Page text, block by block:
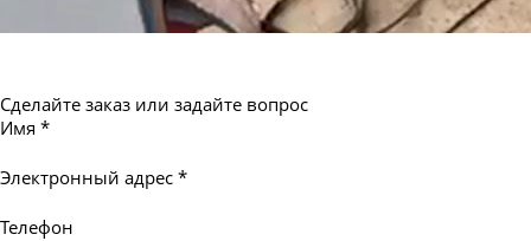
Сделайте заказ или задайте вопрос
Имя *
Электронный адрес *
Телефон